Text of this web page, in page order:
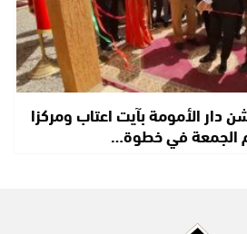
دار الأمومة بآيت اعتاب ومركزا
الجمعة في خطوة…